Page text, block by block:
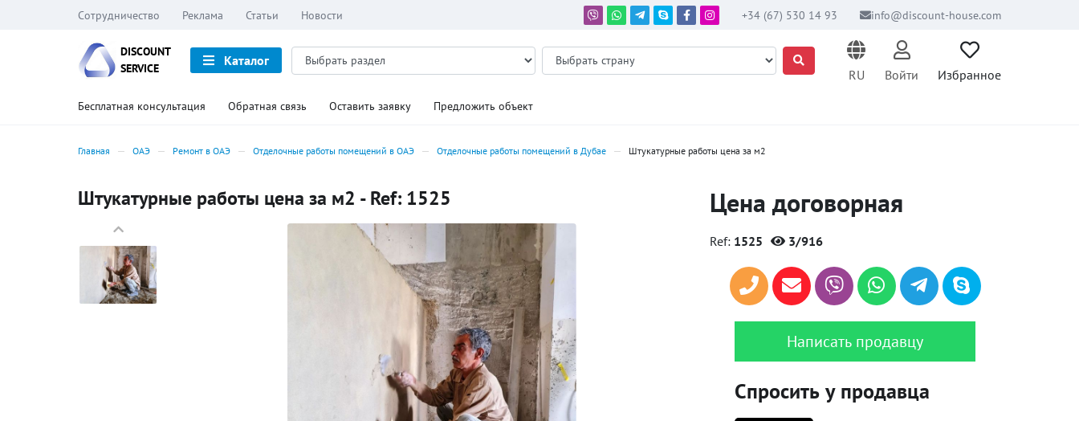
Сотрудничество Реклама Статьи Новости +34 (67) 530 14 93 info@discount-house.com
DISCOUNT
SERVICE
Каталог
RU
Войти Избранное
Бесплатная консультация Обратная связь Оставить заявку Предложить объект
Главная ОАЭ Ремонт в ОАЭ Отделочные работы помещений в ОАЭ Отделочные работы помещений в Дубае Штукатурные работы цена за м2
Штукатурные работы цена за м2 - Ref: 1525 Цена договорная
Ref: 1525 3/916
Написать продавцу
Спросить у продавца